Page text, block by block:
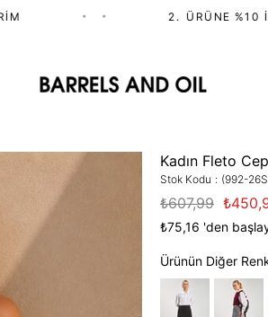
• 2.⁠ ⁠ÜRÜNE %10
Kadın Fleto
Stok Kodu (992-
₺607,99
₺75,16 'den
Ürünün Diğer